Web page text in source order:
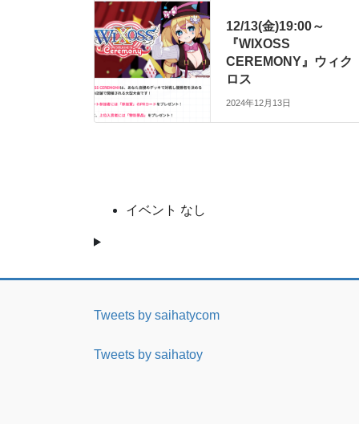
12/13(金)19:00～
『WIXOSS
CEREMONY』ウィク
ロス
2024年12月13日
イベント なし
Tweets by saihatycom
Tweets by saihatoy